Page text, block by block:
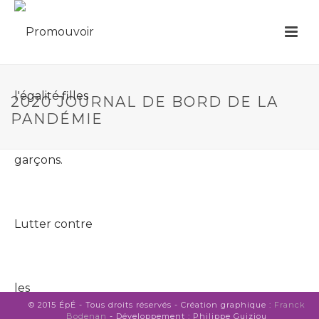
2020 JOURNAL DE BORD DE LA
PANDÉMIE
© 2015 ÉpÉ - Tous droits réservés - Création graphique : Franck
Bodenan - Développement : Philippe Guiziou